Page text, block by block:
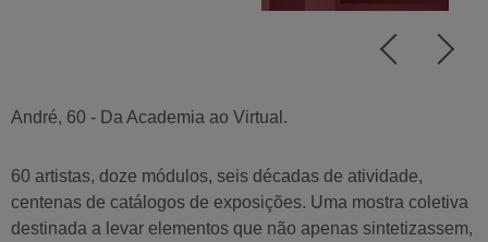
André, 60 - Da Academia ao Virtual.
60 artistas, doze módulos, seis décadas de atividade,
centenas de catálogos de exposições. Uma mostra coletiva
destinada a levar elementos que não apenas sintetizassem,